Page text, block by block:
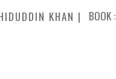
KHAN BOOK :